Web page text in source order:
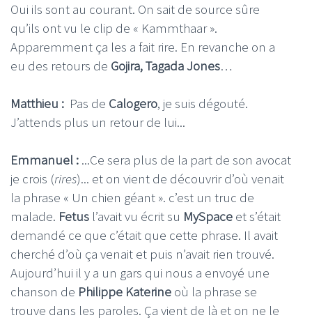
Oui ils sont au courant. On sait de source sûre
qu’ils ont vu le clip de « Kammthaar ».
Apparemment ça les a fait rire. En revanche on a
eu des retours de Gojira,Tagada Jones…
Matthieu : Pas de Calogero, je suis dégouté.
J’attends plus un retour de lui...
Emmanuel : ...Ce sera plus de la part de son avocat
je crois (rires)... et on vient de découvrir d’où venait
la phrase « Un chien géant ». c’est un truc de
malade. Fetus l’avait vu écrit su MySpace et s’était
demandé ce que c’était que cette phrase. Il avait
cherché d’où ça venait et puis n’avait rien trouvé.
Aujourd’hui il y a un gars qui nous a envoyé une
chanson de Philippe Katerine où la phrase se
trouve dans les paroles. Ça vient de là et on ne le